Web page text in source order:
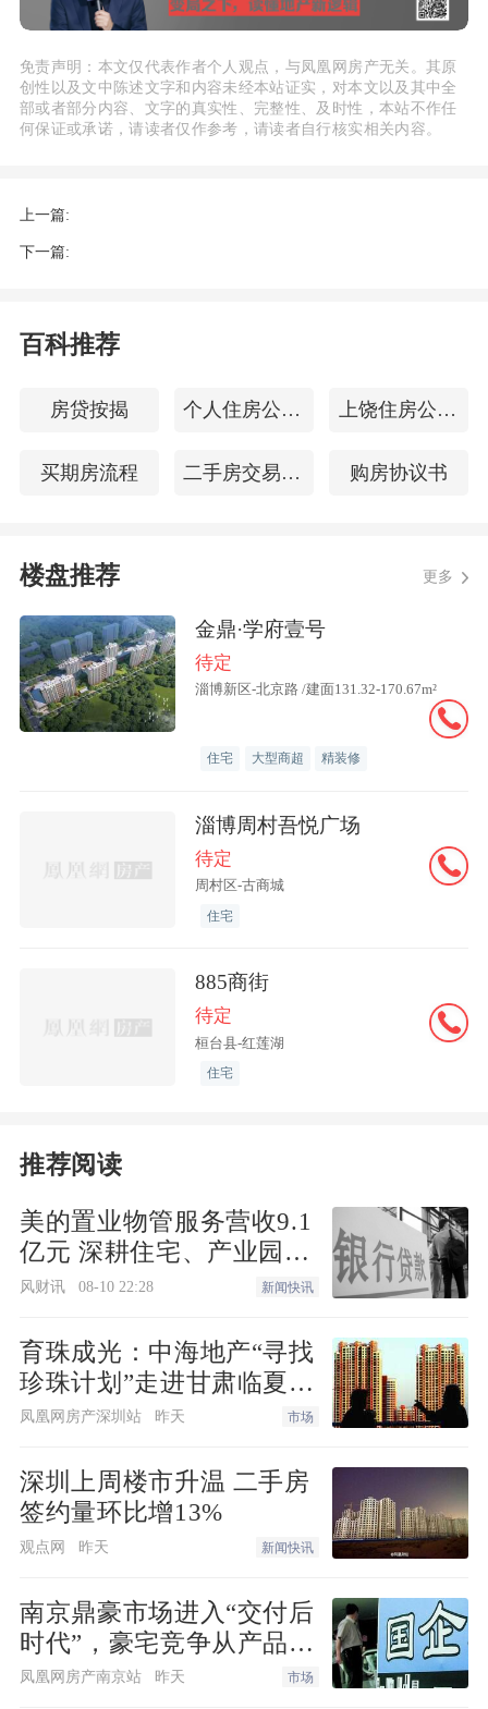
抵押，因为如果不能解除抵押的话，就无
法正常办理过户手续，甚至有一些抵押，
在业主无法解除的情况下，还会出现房子
被查封的后果。
易业务了，其限制危害远大于抵押。如果
不慎购买了已经被查封的房子，所签的买
房时应该如何识别房子是否被抵押或查封
而言，识别所购房屋是否被抵押、查封，
询，对所购房屋进行确权，查询时需提供
不动产具体坐落位置、不动产权属证书号
等信息来进行检索；其二，可以直接去房
子所在区县的不动产登记事务中心，对房
屋进行确权。
免责声明：本文仅代表作者个人观点，与凤凰网房产无关。其原
创性以及文中陈述文字和内容未经本站证实，对本文以及其中全
部或者部分内容、文字的真实性、完整性、及时性，本站不作任
何保证或承诺，请读者仅作参考，请读者自行核实相关内容。
上一篇:
下一篇:
百科推荐
房贷按揭 个人住房公积金余额查询 上饶住房公积金查询
买期房流程 二手房交易增值税 购房协议书
楼盘推荐 更多
金鼎·学府壹号
待定
淄博新区-北京路 /建面131.32-170.67m²
住宅 大型商超 精装修
淄博周村吾悦广场
待定
周村区-古商城
住宅
885商街
待定
桓台县-红莲湖
住宅
推荐阅读
美的置业物管服务营收9.1
亿元 深耕住宅、产业园、
医养、学校、商业办公领
风财讯 08-10 22:28 新闻快讯
育珠成光：中海地产“寻找
珍珠计划”走进甘肃临夏探
访学子家庭
凤凰网房产深圳站 昨天 市场
深圳上周楼市升温 二手房
签约量环比增13%
观点网 昨天 新闻快讯
南京鼎豪市场进入“交付后
时代”，豪宅竞争从产品走
向服务
凤凰网房产南京站 昨天 市场